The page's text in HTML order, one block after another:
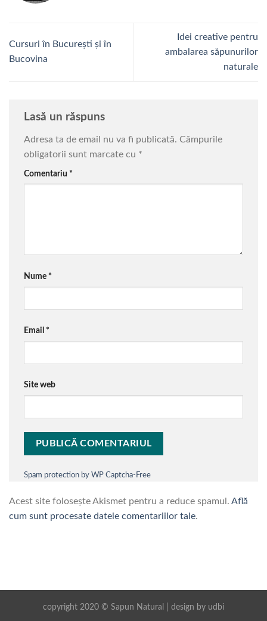
Cursuri în București și în
Bucovina
Idei creative pentru
ambalarea săpunurilor
naturale
Lasă un răspuns
Adresa ta de email nu va fi publicată. Câmpurile
obligatorii sunt marcate cu *
Comentariu *
Nume *
Email *
Site web
Spam protection by WP Captcha-Free
Acest site folosește Akismet pentru a reduce spamul. Află
cum sunt procesate datele comentariilor tale.
copyright 2020 © Sapun Natural | design by udbi